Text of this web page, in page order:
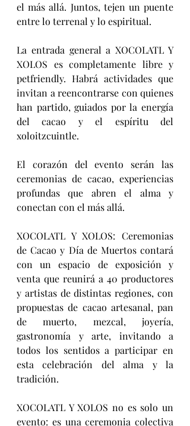
el más allá. Juntos, tejen un puente
entre lo terrenal y lo espiritual.
La entrada general a XOCOLATL Y
XOLOS es completamente libre y
petfriendly. Habrá actividades que
invitan a reencontrarse con quienes
han partido, guiados por la energía
del cacao y el espíritu del
xoloitzcuintle.
El corazón del evento serán las
ceremonias de cacao, experiencias
profundas que abren el alma y
conectan con el más allá.
XOCOLATL Y XOLOS: Ceremonias
de Cacao y Día de Muertos contará
con un espacio de exposición y
venta que reunirá a 40 productores
y artistas de distintas regiones, con
propuestas de cacao artesanal, pan
de muerto, mezcal, joyería,
gastronomía y arte, invitando a
todos los sentidos a participar en
esta celebración del alma y la
tradición.
XOCOLATL Y XOLOS no es solo un
evento: es una ceremonia colectiva